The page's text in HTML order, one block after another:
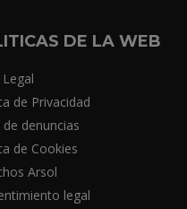
DE LA WEB
de Privacidad
de denuncias
de Cookies
Arsol
legal